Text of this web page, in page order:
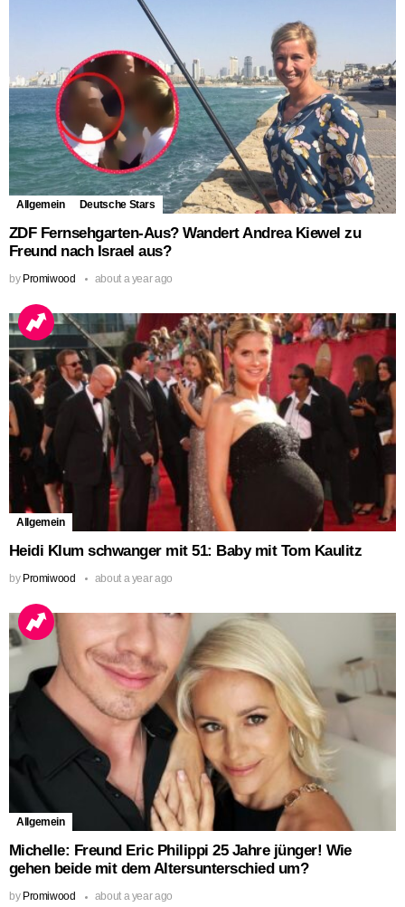
Allgemein Deutsche Stars
ZDF Fernsehgarten-Aus? Wandert Andrea Kiewel zu
Freund nach Israel aus?
by Promiwood about a year ago
Allgemein
Heidi Klum schwanger mit 51: Baby mit Tom Kaulitz
by Promiwood about a year ago
Allgemein
Michelle: Freund Eric Philippi 25 Jahre jünger! Wie
gehen beide mit dem Altersunterschied um?
by Promiwood about a year ago